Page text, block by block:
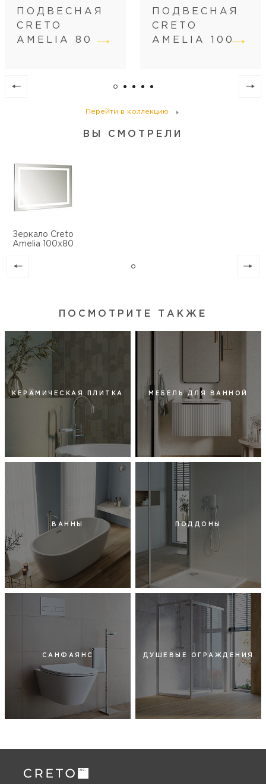
Перейти в коллекцию
ПОДВЕСНАЯ
CRETO
AMELIA 80
ПОДВЕСНАЯ
CRETO
AMELIA 100
ВЫ СМОТРЕЛИ
Зеркало Creto
Amelia 100х80
ПОСМОТРИТЕ ТАКЖЕ
КЕРАМИЧЕСКАЯ ПЛИТКА МЕБЕЛЬ ДЛЯ ВАННОЙ
ВАННЫ ПОДДОНЫ
САНФАЯНС ДУШЕВЫЕ ОГРАЖДЕНИЯ